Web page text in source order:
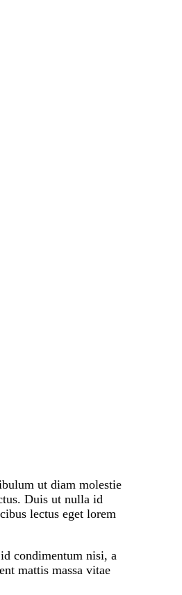
ut diam molestie
Duis ut nulla id
lectus eget lorem
condimentum nisi, a
mattis massa vitae